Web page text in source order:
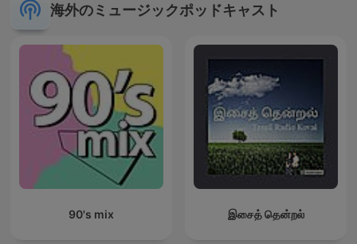
海外のミュージックポッドキャスト
90's mix இசைத் தென்றல்